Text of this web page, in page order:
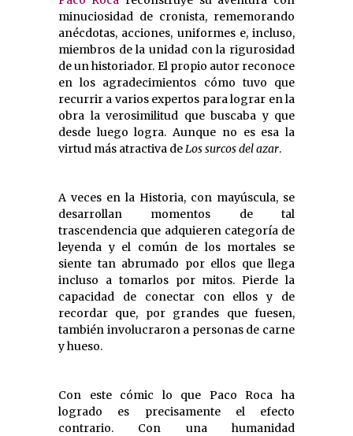
minuciosidad de cronista, rememorando
anécdotas, acciones, uniformes e, incluso,
miembros de la unidad con la rigurosidad
de un historiador. El propio autor reconoce
en los agradecimientos cómo tuvo que
recurrir a varios expertos para lograr en la
obra la verosimilitud que buscaba y que
desde luego logra. Aunque no es esa la
virtud más atractiva deLos surcos del azar.
A veces en la Historia, con mayúscula, se
desarrollan momentos de tal
trascendencia que adquieren categoría de
leyenda y el común de los mortales se
siente tan abrumado por ellos que llega
incluso a tomarlos por mitos. Pierde la
capacidad de conectar con ellos y de
recordar que, por grandes que fuesen,
también involucraron a personas de carne
y hueso.
Con este cómic lo que Paco Roca ha
logrado es precisamente el efecto
contrario. Con una humanidad